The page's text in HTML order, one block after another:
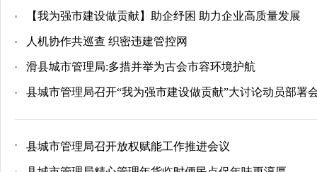
【我为强市建设做贡献】助企纾困 助力企业高质量发展
人机协作共巡查 织密违建管控网
滑县城市管理局:多措并举为古会市容环境护航
县城市管理局召开“我为强市建设做贡献”大讨论动员部署
县城市管理局召开放权赋能工作推进会议